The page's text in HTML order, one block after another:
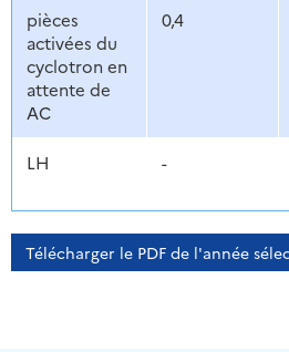
pièces
activées du
cyclotron en
attente de
AC
0,4
LH -
Télécharger le PDF de l'année